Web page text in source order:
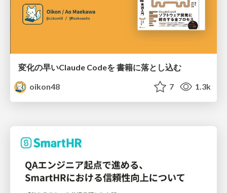
変化の早いClaude Codeを 書籍に落とし込む
oikon48
7 1.3k